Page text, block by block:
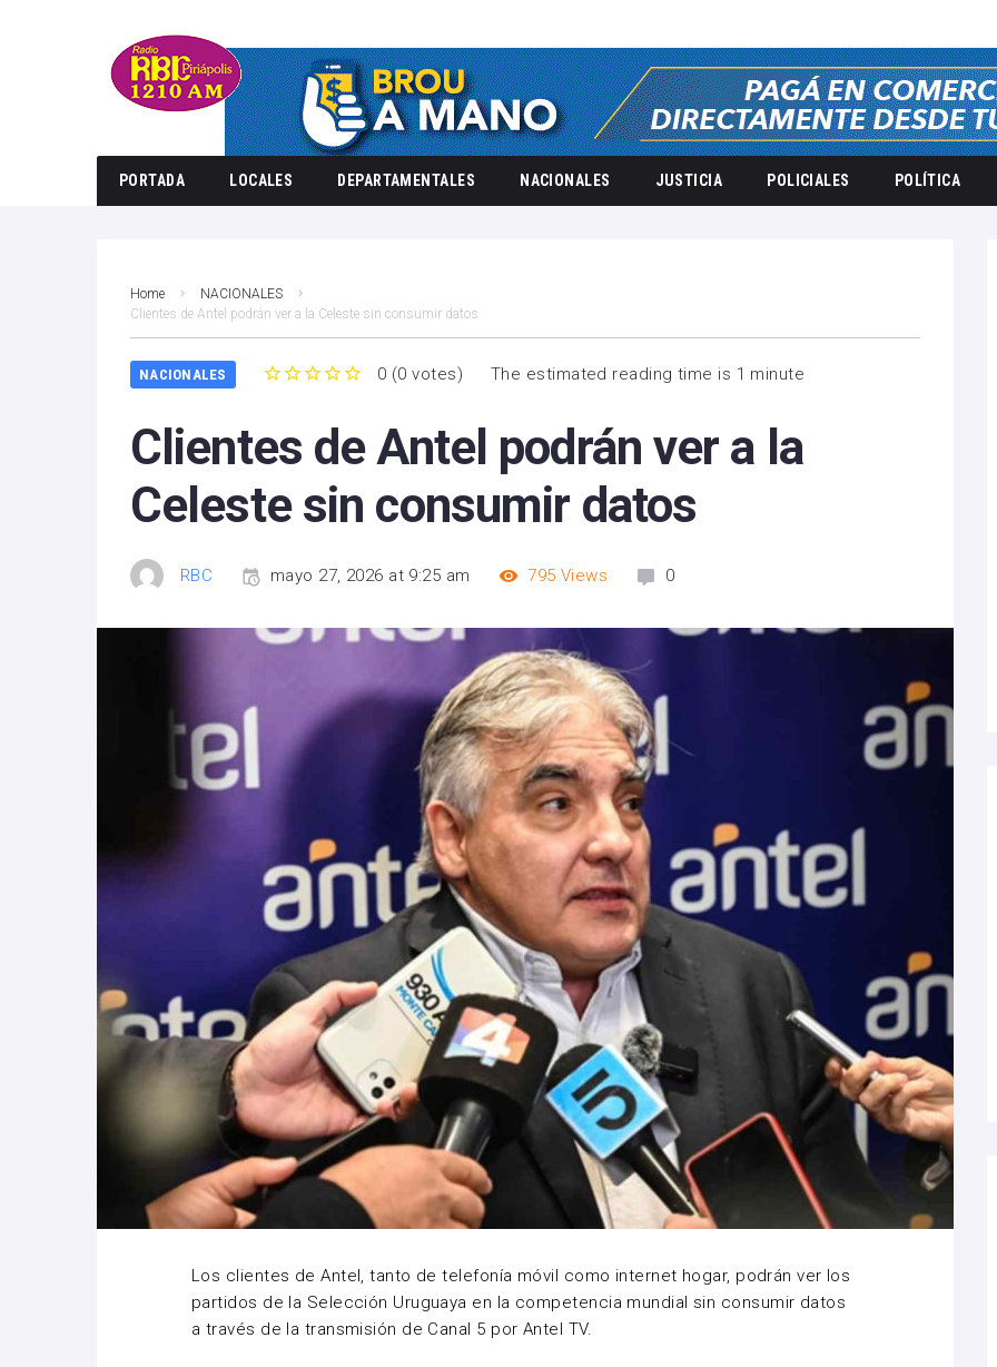
PORTADA LOCALES DEPARTAMENTALES NACIONALES JUSTICIA POLICIALES POLÍTICA
Home
NACIONALES
Clientes de Antel podrán ver a la Celeste sin consumir datos
NACIONALES 0 (0 votes) The estimated reading time is 1 minute
Clientes de Antel podrán ver a la
Celeste sin consumir datos
RBC mayo 27, 2026 at 9:25 am 795 Views 0
Los clientes de Antel, tanto de telefonía móvil como internet hogar, podrán ver los
partidos de la Selección Uruguaya en la competencia mundial sin consumir datos
a través de la transmisión de Canal 5 por Antel TV.